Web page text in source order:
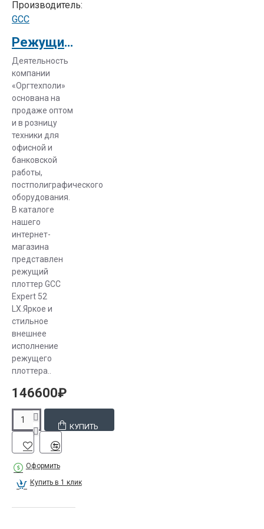
материал,
необходимо
тщательно
подготовить
основу:
загрязнения
и пятна
жира;
стереть
остатки
прежней
рекламы
(в
случае с
рекламными
щитами);
довести
температуру
поверхности
материала
до 20 °С;
протереть
растворителем,
предназначенным
именно
для
материала;
вытереть
сухой
Эти
проводят
Производитель:
GCC
Режущий плоттер GCC Expert 52 LХ
Деятельность
компании
«Оргтехполи»
основана на
продаже оптом
и в розницу
техники для
офисной и
банковской
работы,
постполиграфического
оборудования.
В каталоге
нашего
интернет-
магазина
представлен
режущий
плоттер GCC
Expert 52
LХ.Яркое и
стильное
внешнее
исполнение
режущего
плоттера..
146600₽
КУПИТЬ
Оформить
Купить в 1 клик